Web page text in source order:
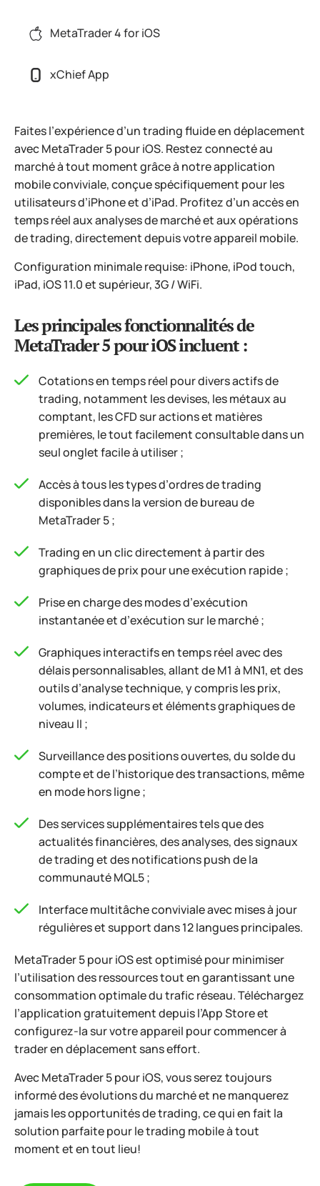
MetaTrader 4 for iOS
xChief App
Faites l’expérience d’un trading fluide en déplacement
avec MetaTrader 5 pour iOS. Restez connecté au
marché à tout moment grâce à notre application
mobile conviviale, conçue spécifiquement pour les
utilisateurs d’iPhone et d’iPad. Profitez d’un accès en
temps réel aux analyses de marché et aux opérations
de trading, directement depuis votre appareil mobile.
Configuration minimale requise: iPhone, iPod touch,
iPad, iOS 11.0 et supérieur, 3G / WiFi.
Les principales fonctionnalités de
MetaTrader 5 pour iOS incluent :
Cotations en temps réel pour divers actifs de
trading, notamment les devises, les métaux au
comptant, les CFD sur actions et matières
premières, le tout facilement consultable dans un
seul onglet facile à utiliser ;
Accès à tous les types d’ordres de trading
disponibles dans la version de bureau de
MetaTrader 5 ;
Trading en un clic directement à partir des
graphiques de prix pour une exécution rapide ;
Prise en charge des modes d’exécution
instantanée et d’exécution sur le marché ;
Graphiques interactifs en temps réel avec des
délais personnalisables, allant de M1 à MN1, et des
outils d’analyse technique, y compris les prix,
volumes, indicateurs et éléments graphiques de
niveau II ;
Surveillance des positions ouvertes, du solde du
compte et de l’historique des transactions, même
en mode hors ligne ;
Des services supplémentaires tels que des
actualités financières, des analyses, des signaux
de trading et des notifications push de la
communauté MQL5 ;
Interface multitâche conviviale avec mises à jour
régulières et support dans 12 langues principales.
MetaTrader 5 pour iOS est optimisé pour minimiser
l’utilisation des ressources tout en garantissant une
consommation optimale du trafic réseau. Téléchargez
l’application gratuitement depuis l’App Store et
configurez-la sur votre appareil pour commencer à
trader en déplacement sans effort.
Avec MetaTrader 5 pour iOS, vous serez toujours
informé des évolutions du marché et ne manquerez
jamais les opportunités de trading, ce qui en fait la
solution parfaite pour le trading mobile à tout
moment et en tout lieu!